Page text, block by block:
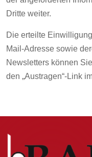
Dritte weiter.
Die erteilte
Mail-Adresse sowie
Newsletters können
den „Austragen“-Link